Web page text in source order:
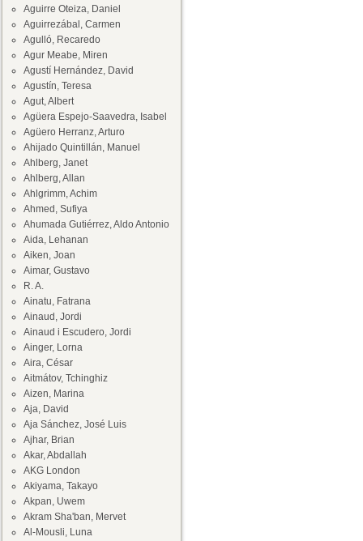
Aguirre Oteiza, Daniel
Aguirrezábal, Carmen
Agulló, Recaredo
Agur Meabe, Miren
Agustí Hernández, David
Agustín, Teresa
Agut, Albert
Agüera Espejo-Saavedra, Isabel
Agüero Herranz, Arturo
Ahijado Quintillán, Manuel
Ahlberg, Janet
Ahlberg, Allan
Ahlgrimm, Achim
Ahmed, Sufiya
Ahumada Gutiérrez, Aldo Antonio
Aida, Lehanan
Aiken, Joan
Aimar, Gustavo
R. A.
Ainatu, Fatrana
Ainaud, Jordi
Ainaud i Escudero, Jordi
Ainger, Lorna
Aira, César
Aitmátov, Tchinghiz
Aizen, Marina
Aja, David
Aja Sánchez, José Luis
Ajhar, Brian
Akar, Abdallah
AKG London
Akiyama, Takayo
Akpan, Uwem
Akram Sha'ban, Mervet
Al-Mousli, Luna